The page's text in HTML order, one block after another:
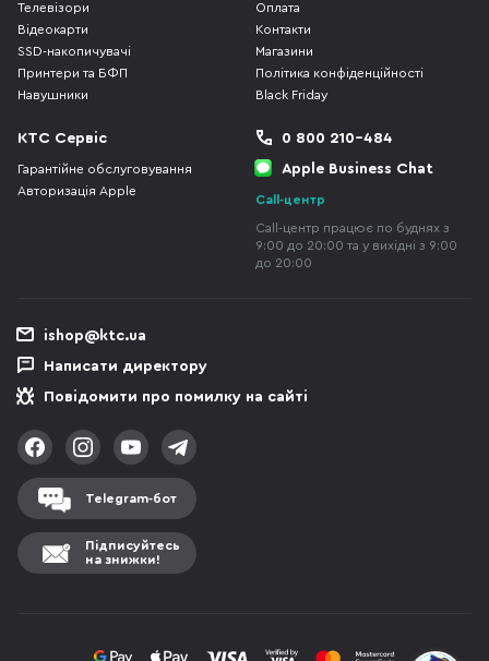
Телевізори
Відеокарти
SSD-накопичувачі
Принтери та БФП
Навушники
Оплата
Контакти
Магазини
Політика конфіденційності
Black Friday
КТС Сервіс
Гарантійне обслуговування
Авторизація Apple
0 800 210-484
Apple Business Chat
Call-центр
Call-центр працює по буднях з
9:00 до 20:00 та у вихідні з 9:00
до 20:00
ishop@ktc.ua
Написати директору
Повідомити про помилку на сайті
Telegram-бот
Підписуйтесь
на знижки!